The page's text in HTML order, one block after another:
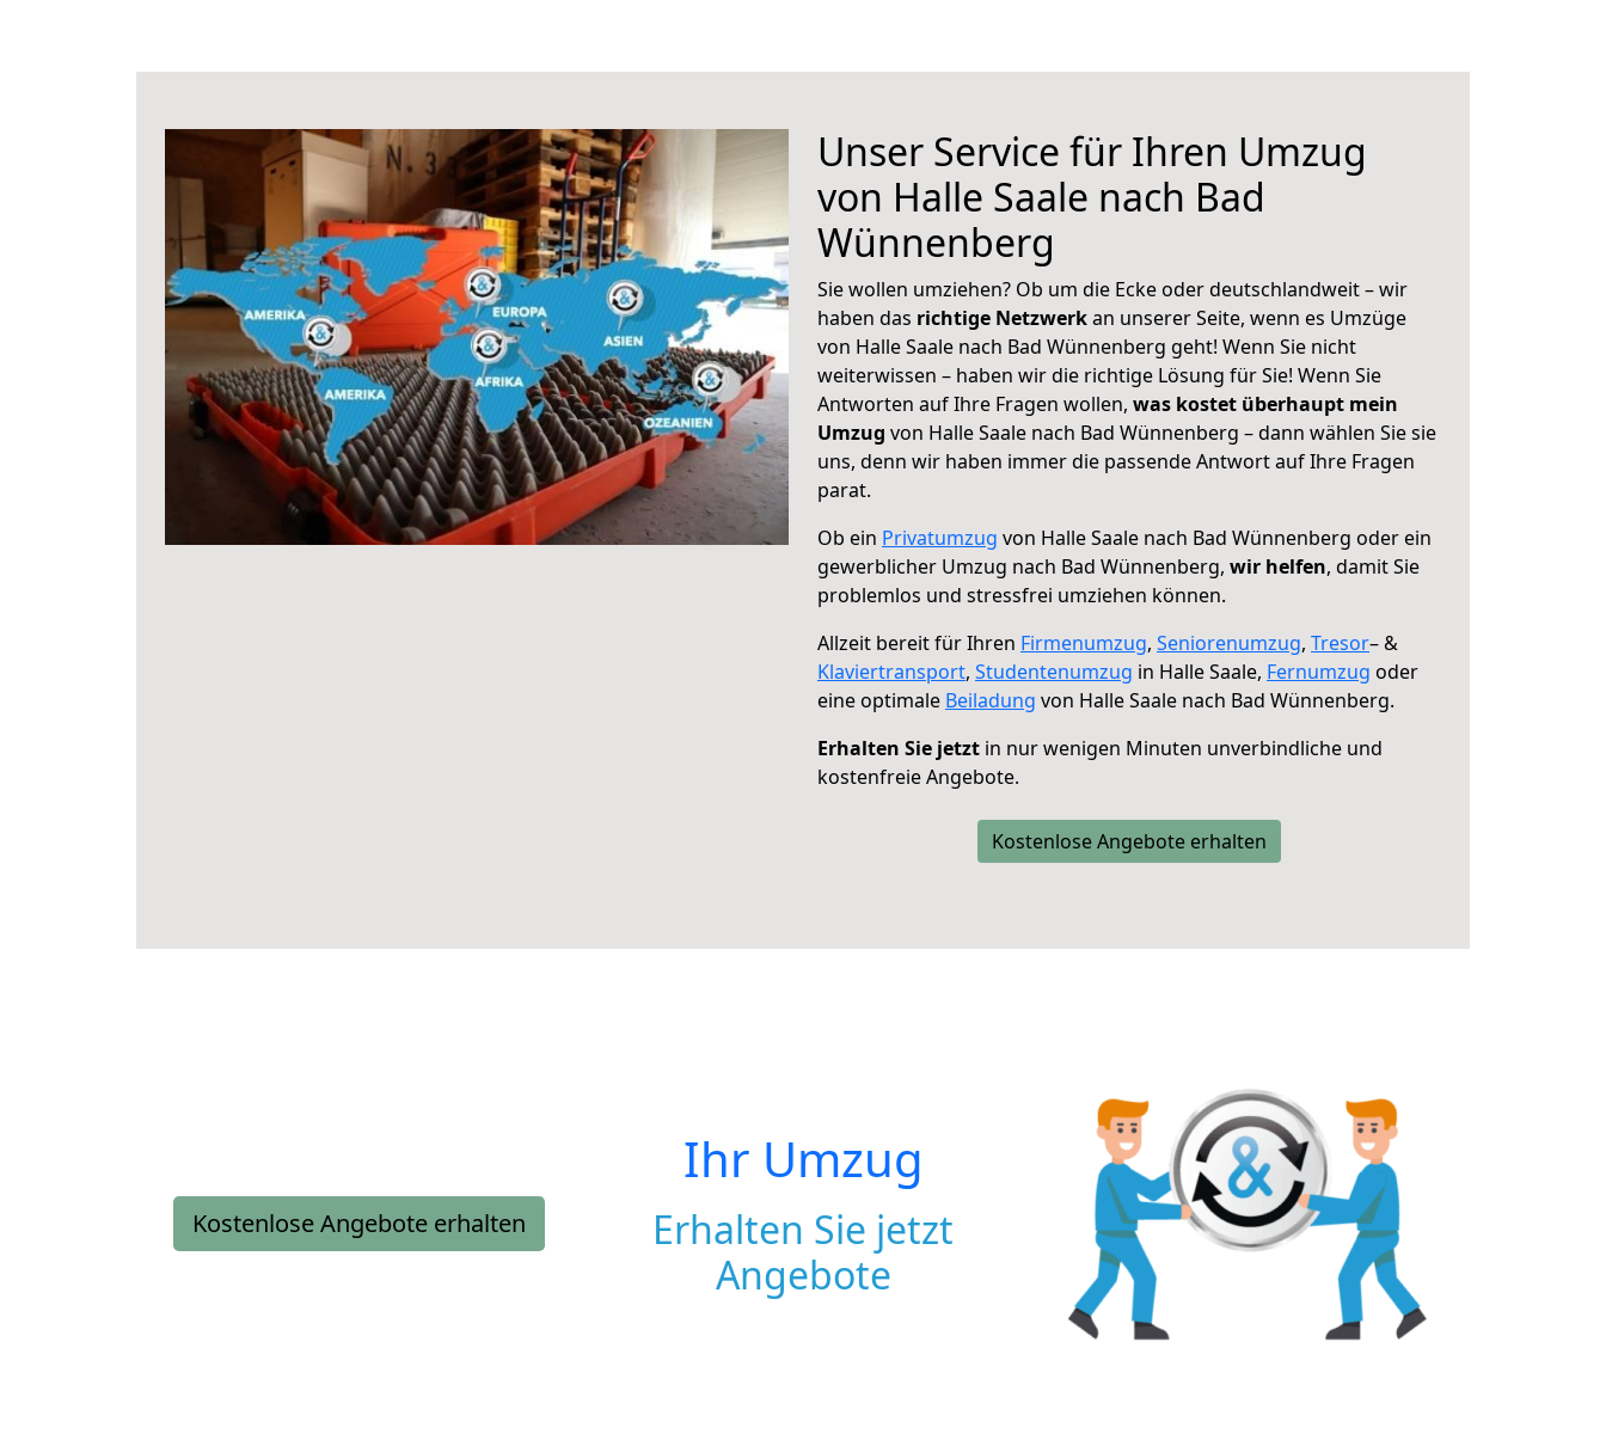
Unser Service für Ihren Umzug
von Halle Saale nach Bad
Wünnenberg
Sie wollen umziehen? Ob um die Ecke oder deutschlandweit – wir
haben das richtige Netzwerkan unserer Seite, wenn es Umzüge
von Halle Saale nach Bad Wünnenberg geht! Wenn Sie nicht
weiterwissen – haben wir die richtige Lösung für Sie! Wenn Sie
Antworten auf Ihre Fragen wollen, was kostet überhaupt mein
Umzug von Halle Saale nach Bad Wünnenberg – dann wählen Sie sie
uns, denn wir haben immer die passende Antwort auf Ihre Fragen
parat.
Ob ein Privatumzug von Halle Saale nach Bad Wünnenberg oder ein
gewerblicher Umzug nach Bad Wünnenberg, wir helfen, damit Sie
problemlos und stressfrei umziehen können.
Allzeit bereit für Ihren Firmenumzug, Seniorenumzug, Tresor– &
Klaviertransport, Studentenumzug in Halle Saale, Fernumzug oder
eine optimale Beiladung von Halle Saale nach Bad Wünnenberg.
Erhalten Sie jetzt in nur wenigen Minuten unverbindliche und
kostenfreie Angebote.
Kostenlose Angebote erhalten
Kostenlose Angebote erhalten
Ihr Umzug
Erhalten Sie jetzt
Angebote